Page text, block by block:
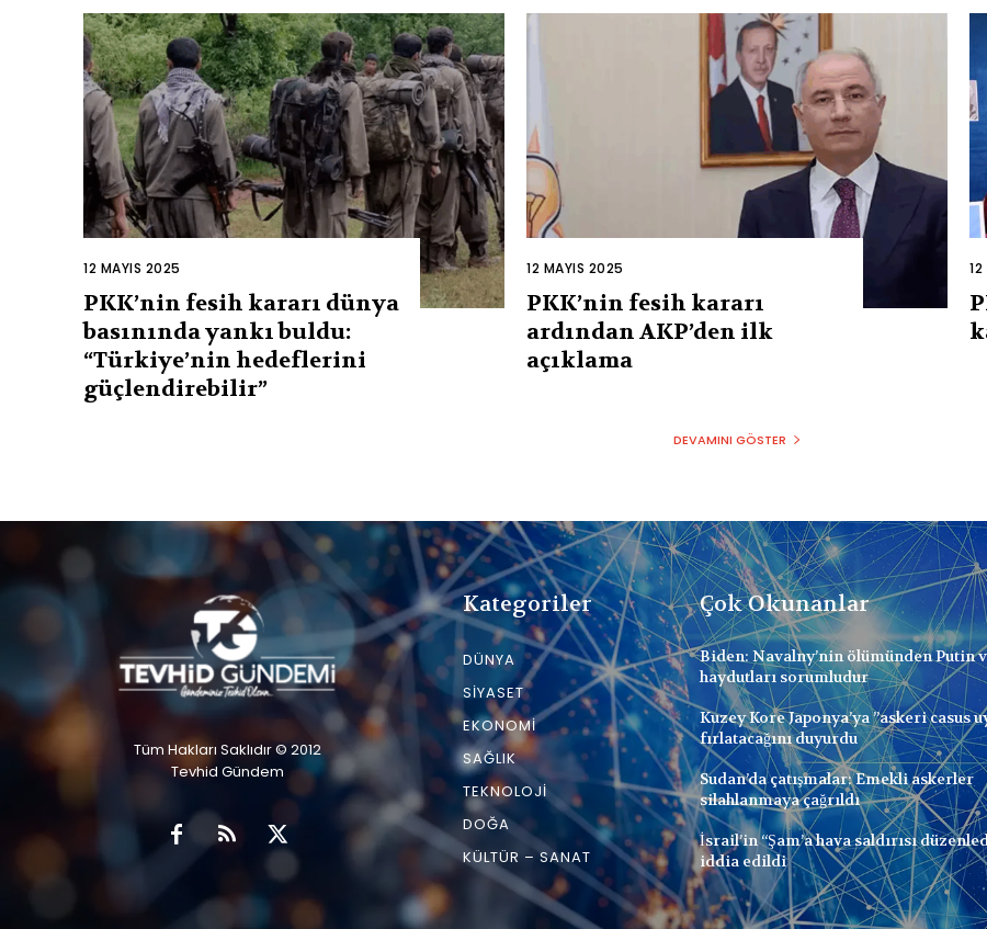
12 MAYIS 2025
PKK’nin fesih kararı dünya
basınında yankı buldu:
“Türkiye’nin hedeflerini
güçlendirebilir”
12 MAYIS 2025
PKK’nin fesih kararı
ardından AKP’den ilk
açıklama
DEVAMINI GÖSTER
Tüm Hakları Saklıdır © 2012
Tevhid Gündem
Kategoriler
DÜNYA
SIYASET
EKONOMI
SAĞLIK
TEKNOLOJI
DOĞA
KÜLTÜR – SANAT
Çok Okunanlar
Biden: Navalny’nin ölümünden Putin
haydutları sorumludur
Kuzey Kore Japonya’ya ”askeri casus
fırlatacağını duyurdu
Sudan’da çatışmalar: Emekli askerler
silahlanmaya çağrıldı
İsrail’in “Şam’a hava saldırısı
iddia edildi